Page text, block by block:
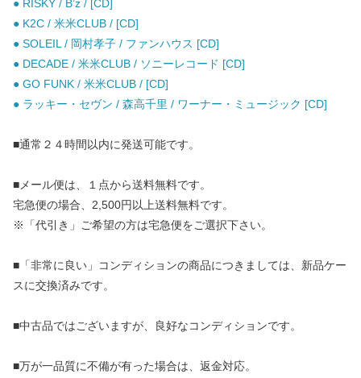
● RISKY / B’z / [CD]
● K2C / 米米CLUB / [CD]
● SOLEIL / 岡村孝子 / ファンハウス [CD]
● DECADE / 米米CLUB / ソニーレコード [CD]
● GO FUNK / 米米CLUB / [CD]
● ラッキー・セヴン / 森高千里 / ワーナー・ミュージック [CD]
■通常２４時間以内に発送可能です。
■メール便は、１点から送料無料です。
宅急便の場合、2,500円以上送料無料です。
※「代引き」ご希望の方は宅急便をご選択下さい。
■「非常に良い」コンディションの商品につきましては、新品ケー
スに交換済みです。
■中古品ではございますが、良好なコンディションです。
■万が一品質に不備が有った場合は、返金対応。